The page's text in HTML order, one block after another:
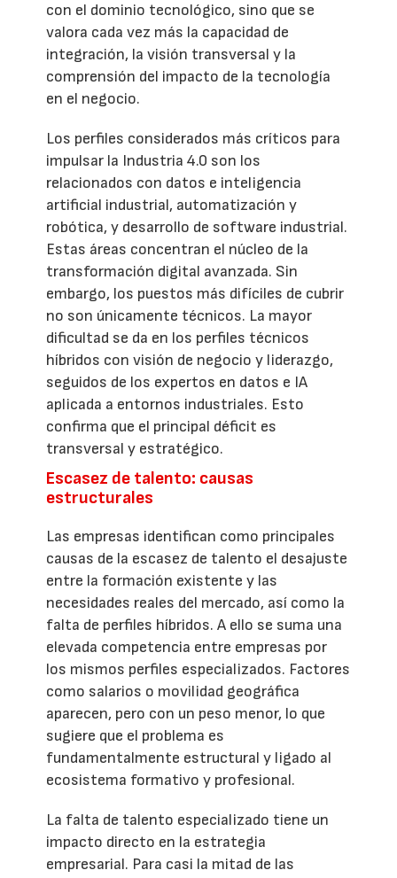
con el dominio tecnológico, sino que se
valora cada vez más la capacidad de
integración, la visión transversal y la
comprensión del impacto de la tecnología
en el negocio.
Los perfiles considerados más críticos para
impulsar la Industria 4.0 son los
relacionados con datos e inteligencia
artificial industrial, automatización y
robótica, y desarrollo de software industrial.
Estas áreas concentran el núcleo de la
transformación digital avanzada. Sin
embargo, los puestos más difíciles de cubrir
no son únicamente técnicos. La mayor
dificultad se da en los perfiles técnicos
híbridos con visión de negocio y liderazgo,
seguidos de los expertos en datos e IA
aplicada a entornos industriales. Esto
confirma que el principal déficit es
transversal y estratégico.
Escasez de talento: causas
estructurales
Las empresas identifican como principales
causas de la escasez de talento el desajuste
entre la formación existente y las
necesidades reales del mercado, así como la
falta de perfiles híbridos. A ello se suma una
elevada competencia entre empresas por
los mismos perfiles especializados. Factores
como salarios o movilidad geográfica
aparecen, pero con un peso menor, lo que
sugiere que el problema es
fundamentalmente estructural y ligado al
ecosistema formativo y profesional.
La falta de talento especializado tiene un
impacto directo en la estrategia
empresarial. Para casi la mitad de las